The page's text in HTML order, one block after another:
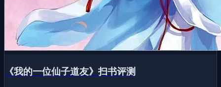
《我的一位仙子道友》扫书评测